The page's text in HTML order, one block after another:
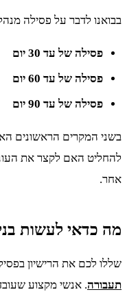
בבואנו לדבר על פסילה
פסילה של עד 30 יום
פסילה של עד 60 יום
פסילה של עד 90 יום
בשני המקרים הראשונים
להחליט האם לקצר את
אחר.
מה כדאי לעשות
שללו לכם את הרישיון
תעבורה. אנשי מקצוע